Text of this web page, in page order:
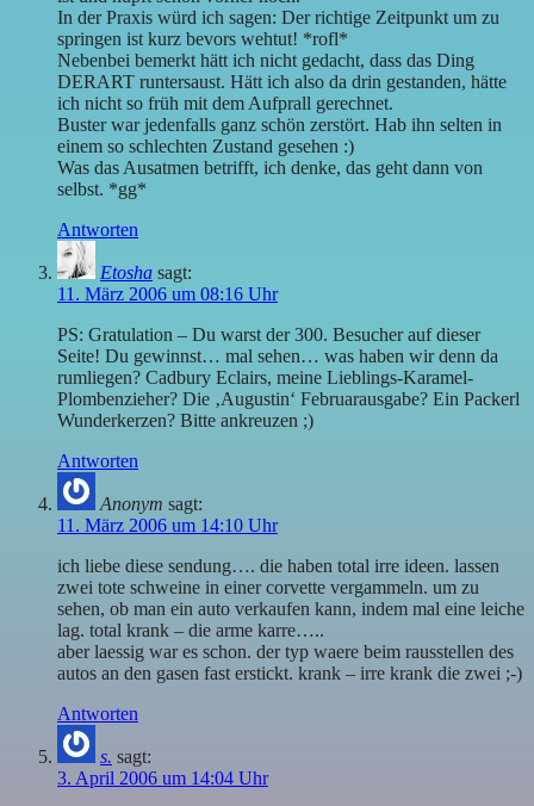
In der Praxis würd ich sagen: Der richtige Zeitpunkt um zu
springen ist kurz bevors wehtut! *rofl*
Nebenbei bemerkt hätt ich nicht gedacht, dass das Ding
DERART runtersaust. Hätt ich also da drin gestanden, hätte
ich nicht so früh mit dem Aufprall gerechnet.
Buster war jedenfalls ganz schön zerstört. Hab ihn selten in
einem so schlechten Zustand gesehen :)
Was das Ausatmen betrifft, ich denke, das geht dann von
selbst. *gg*
Antworten
Etosha sagt:
11. März 2006 um 08:16 Uhr
PS: Gratulation – Du warst der 300. Besucher auf dieser
Seite! Du gewinnst… mal sehen… was haben wir denn da
rumliegen? Cadbury Eclairs, meine Lieblings-Karamel-
Plombenzieher? Die ‚Augustin‘ Februarausgabe? Ein Packerl
Wunderkerzen? Bitte ankreuzen ;)
Antworten
Anonym sagt:
11. März 2006 um 14:10 Uhr
ich liebe diese sendung…. die haben total irre ideen. lassen
zwei tote schweine in einer corvette vergammeln. um zu
sehen, ob man ein auto verkaufen kann, indem mal eine leiche
lag. total krank – die arme karre…..
aber laessig war es schon. der typ waere beim rausstellen des
autos an den gasen fast erstickt. krank – irre krank die zwei ;-)
Antworten
s. sagt:
3. April 2006 um 14:04 Uhr